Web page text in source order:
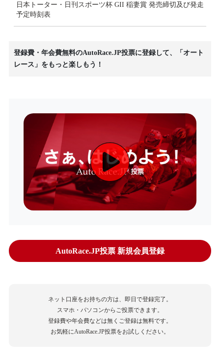
日本トーター・日刊スポーツ杯 GII 稲妻賞 発売締切及び発走
予定時刻表
登録費・年会費無料のAutoRace.JP投票に登録して、「オート
レース」をもっと楽しもう！
AutoRace.JP投票 新規会員登録
ネット口座をお持ちの方は、即日で登録完了。
スマホ・パソコンからご投票できます。
登録費や年会費などは無くご登録は無料です。
お気軽にAutoRace.JP投票をお試しください。